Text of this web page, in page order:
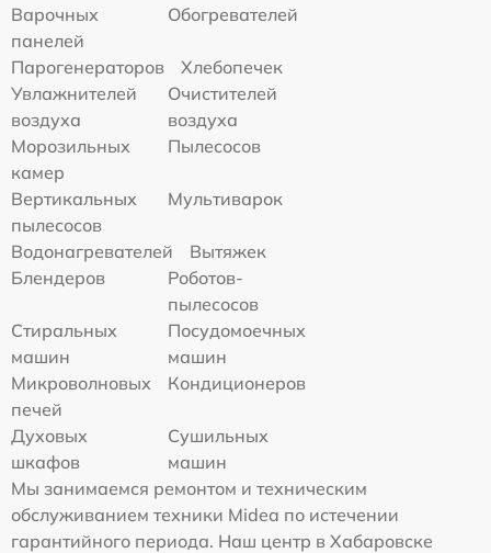
Варочных
панелей
Обогревателей
Парогенераторов
Хлебопечек
Увлажнителей
воздуха
Очистителей
воздуха
Морозильных
камер
Пылесосов
Вертикальных
пылесосов
Мультиварок
Водонагревателей
Вытяжек
Блендеров
Роботов-
пылесосов
Стиральных
машин
Посудомоечных
машин
Микроволновых
печей
Кондиционеров
Духовых
шкафов
Сушильных
машин
Мы занимаемся ремонтом и техническим
обслуживанием техники Midea по истечении
гарантийного периода. Наш центр в Хабаровске